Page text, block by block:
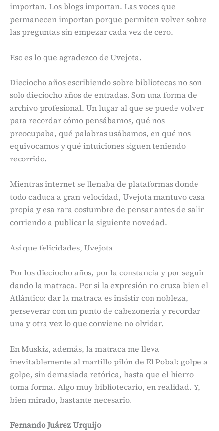
importan. Los blogs importan. Las voces que
permanecen importan porque permiten volver sobre
las preguntas sin empezar cada vez de cero.
Eso es lo que agradezco de Uvejota.
Dieciocho años escribiendo sobre bibliotecas no son
solo dieciocho años de entradas. Son una forma de
archivo profesional. Un lugar al que se puede volver
para recordar cómo pensábamos, qué nos
preocupaba, qué palabras usábamos, en qué nos
equivocamos y qué intuiciones siguen teniendo
recorrido.
Mientras internet se llenaba de plataformas donde
todo caduca a gran velocidad, Uvejota mantuvo casa
propia y esa rara costumbre de pensar antes de salir
corriendo a publicar la siguiente novedad.
Así que felicidades, Uvejota.
Por los dieciocho años, por la constancia y por seguir
dando la matraca. Por si la expresión no cruza bien el
Atlántico: dar la matraca es insistir con nobleza,
perseverar con un punto de cabezonería y recordar
una y otra vez lo que conviene no olvidar.
En Muskiz, además, la matraca me lleva
inevitablemente al martillo pilón de El Pobal: golpe a
golpe, sin demasiada retórica, hasta que el hierro
toma forma. Algo muy bibliotecario, en realidad. Y,
bien mirado, bastante necesario.
Fernando Juárez Urquijo